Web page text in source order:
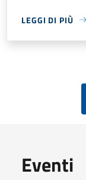
LEGGI DI PIÙ
Eventi